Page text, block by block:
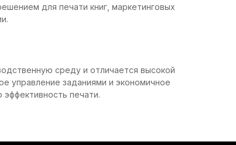
для печати книг, маркетинговых
среду и отличается высокой
управление заданиями и экономичное
печати.